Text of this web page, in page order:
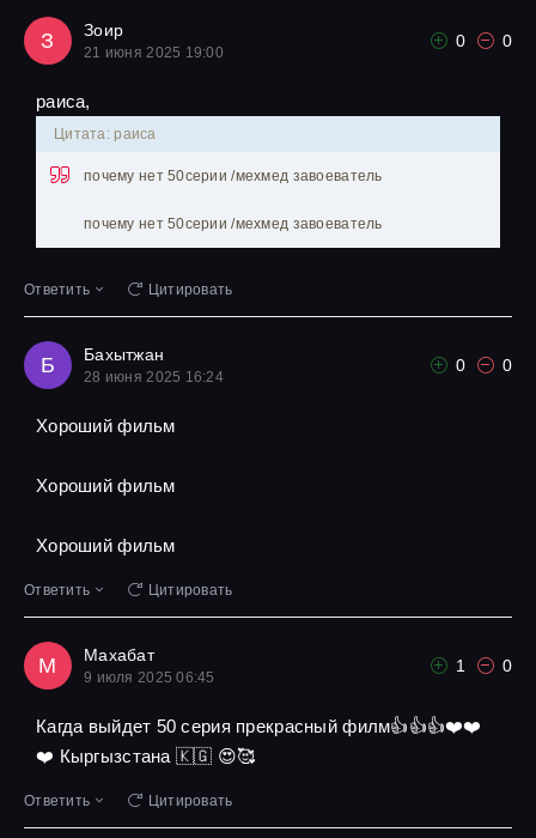
З Зоир
21 июня 2025 19:00
0 0
раиса,
Цитата: раиса
почему нет 50серии /мехмед завоеватель
почему нет 50серии /мехмед завоеватель
Ответить Цитировать
Б Бахытжан
28 июня 2025 16:24
0 0
Хороший фильм
Хороший фильм
Хороший фильм
Ответить Цитировать
М Махабат
9 июля 2025 06:45
1 0
Кагда выйдет 50 серия прекрасный филм👍👍👍❤️❤️
❤️ Кыргызстана 🇰🇬 😍🥰
Ответить Цитировать